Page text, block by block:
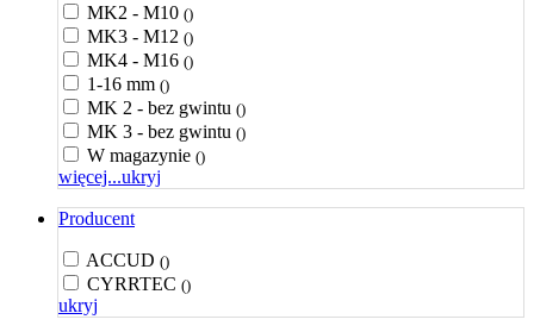
MK2 - M10 ()
MK3 - M12 ()
MK4 - M16 ()
1-16 mm ()
MK 2 - bez gwintu ()
MK 3 - bez gwintu ()
W magazynie ()
więcej...ukryj
Producent
ACCUD ()
CYRRTEC ()
ukryj